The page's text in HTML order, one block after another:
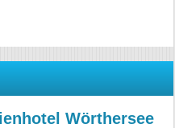
Wörthersee